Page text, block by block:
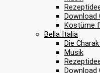
Download
Kostüme
Bella Italia
Die
Musik
Download